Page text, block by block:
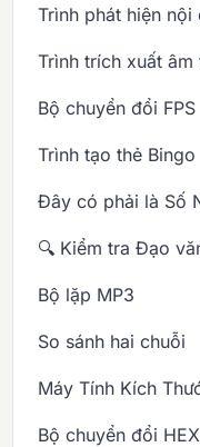
Trình phát hiện nội
Trình trích xuất âm
Bộ chuyển đổi FPS
Trình tạo thẻ Bingo
Đây có phải là Số
🔍 Kiểm tra Đạo
Bộ lặp MP3
So sánh hai chuỗi
Máy Tính Kích
Bộ chuyển đổi HEX